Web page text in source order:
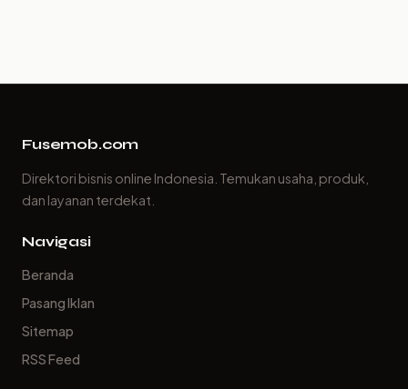
Fusemob.com
Direktori bisnis online Indonesia. Temukan usaha, produk,
dan layanan terdekat.
Navigasi
Beranda
Pasang Iklan
Sitemap
RSS Feed